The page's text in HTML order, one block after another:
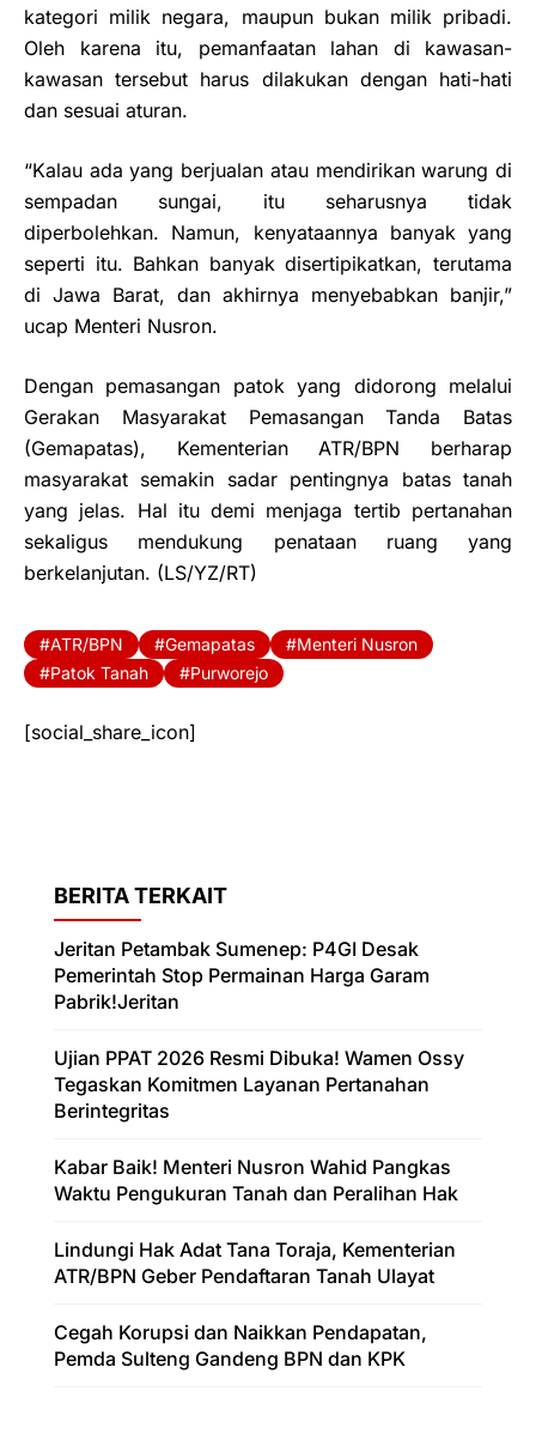
kategori milik negara, maupun bukan milik pribadi.
Oleh karena itu, pemanfaatan lahan di kawasan-
kawasan tersebut harus dilakukan dengan hati-hati
dan sesuai aturan.
“Kalau ada yang berjualan atau mendirikan warung di
sempadan sungai, itu seharusnya tidak
diperbolehkan. Namun, kenyataannya banyak yang
seperti itu. Bahkan banyak disertipikatkan, terutama
di Jawa Barat, dan akhirnya menyebabkan banjir,”
ucap Menteri Nusron.
Dengan pemasangan patok yang didorong melalui
Gerakan Masyarakat Pemasangan Tanda Batas
(Gemapatas), Kementerian ATR/BPN berharap
masyarakat semakin sadar pentingnya batas tanah
yang jelas. Hal itu demi menjaga tertib pertanahan
sekaligus mendukung penataan ruang yang
berkelanjutan. (LS/YZ/RT)
ATR/BPN Gemapatas
Menteri Nusron
Patok Tanah
Purworejo
[social_share_icon]
BERITA TERKAIT
Jeritan Petambak Sumenep: P4GI Desak
Pemerintah Stop Permainan Harga Garam
Pabrik!Jeritan
Ujian PPAT 2026 Resmi Dibuka! Wamen Ossy
Tegaskan Komitmen Layanan Pertanahan
Berintegritas
Kabar Baik! Menteri Nusron Wahid Pangkas
Waktu Pengukuran Tanah dan Peralihan Hak
Lindungi Hak Adat Tana Toraja, Kementerian
ATR/BPN Geber Pendaftaran Tanah Ulayat
Cegah Korupsi dan Naikkan Pendapatan,
Pemda Sulteng Gandeng BPN dan KPK